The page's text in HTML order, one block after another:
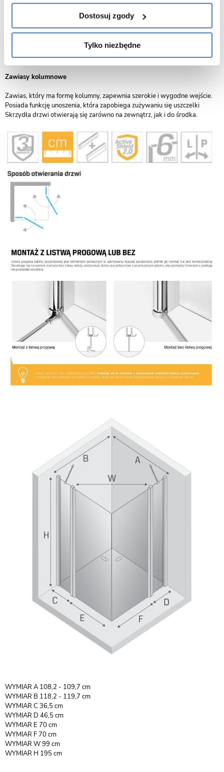
Dostosuj zgody
Tylko niezbędne
Zawias zlicowany z taflą szkła
Gładka, jednolita powierzchnia produktu ułatwia jego utrzymanie w
czystości
Zawiasy kolumnowe
Zawias, który ma formę kolumny, zapewnia szerokie i wygodne wejście.
Posiada funkcję unoszenia, która zapobiega zużywaniu się uszczelki
Skrzydła drzwi otwierają się zarówno na zewnątrz, jak i do środka.
WYMIAR A 108,2 - 109,7 cm
WYMIAR B 118,2 - 119,7 cm
WYMIAR C 36,5 cm
WYMIAR D 46,5 cm
WYMIAR E 70 cm
WYMIAR F 70 cm
WYMIAR W 99 cm
WYMIAR H 195 cm